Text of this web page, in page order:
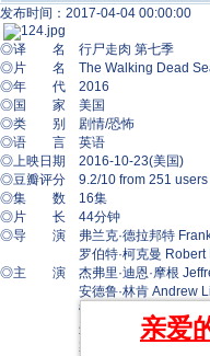
亲爱
发布时间：2017-04-04 00:00:00
◎译 名 行尸走肉 第七季
◎片 名 The Walking Dead
◎年 代 2016
◎国 家 美国
◎类 别 剧情/恐怖
◎语 言 英语
◎上映日期 2016-10-23(美国)
◎豆瓣评分 9.2/10 from 251 users
◎集 数 16集
◎片 长 44分钟
◎导 演 弗兰克·德拉邦特 Frank
罗伯特·柯克曼 Robert
◎主 演 杰弗里·迪恩·摩根
安德鲁·林肯 Andrew
劳伦·科汉 Lauren
迈克尔·库立兹 Michael
塞斯·吉列姆 Seth